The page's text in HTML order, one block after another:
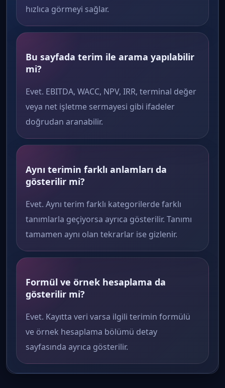
hızlıca görmeyi sağlar.
Bu sayfada terim ile arama yapılabilir
mi?
Evet. EBITDA, WACC, NPV, IRR, terminal değer
veya net işletme sermayesi gibi ifadeler
doğrudan aranabilir.
Aynı terimin farklı anlamları da
gösterilir mi?
Evet. Aynı terim farklı kategorilerde farklı
tanımlarla geçiyorsa ayrıca gösterilir. Tanımı
tamamen aynı olan tekrarlar ise gizlenir.
Formül ve örnek hesaplama da
gösterilir mi?
Evet. Kayıtta veri varsa ilgili terimin formülü
ve örnek hesaplama bölümü detay
sayfasında ayrıca gösterilir.